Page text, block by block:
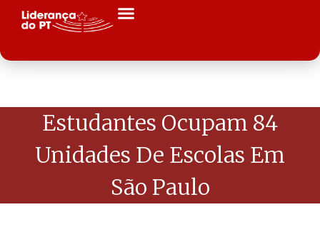
Estudantes Ocupam 84
Unidades De Escolas Em
São Paulo